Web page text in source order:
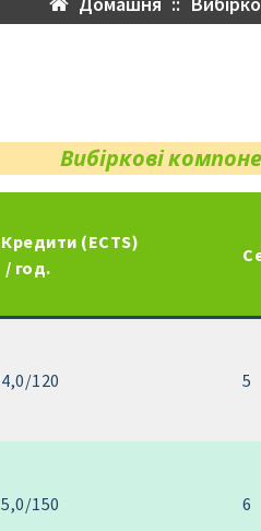
Вибіркові
Кредити (ECTS)
/ год.
4,0/120 5
5,0/150 6